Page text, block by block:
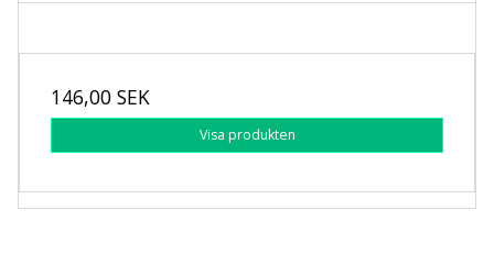
146,00 SEK
Visa produkten